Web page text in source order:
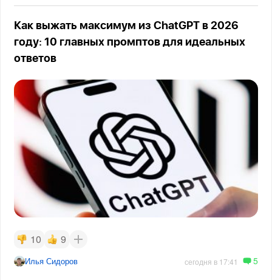
Как выжать максимум из ChatGPT в 2026
году: 10 главных промптов для идеальных
ответов
10 9
Илья Сидоров сегодня в 17:41 5